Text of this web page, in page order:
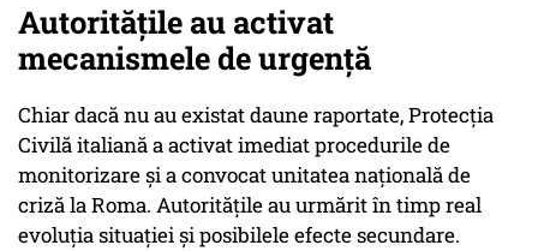
Autoritățile au activat
mecanismele de urgență
Chiar dacă nu au existat daune raportate, Protecția
Civilă italiană a activat imediat procedurile de
monitorizare și a convocat unitatea națională de
criză la Roma. Autoritățile au urmărit în timp real
evoluția situației și posibilele efecte secundare.